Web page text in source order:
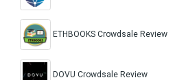
ETHBOOKS Crowdsale Review
DOVU Crowdsale Review